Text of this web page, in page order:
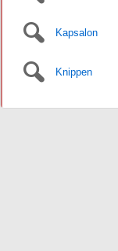
Kapsalon
Knippen